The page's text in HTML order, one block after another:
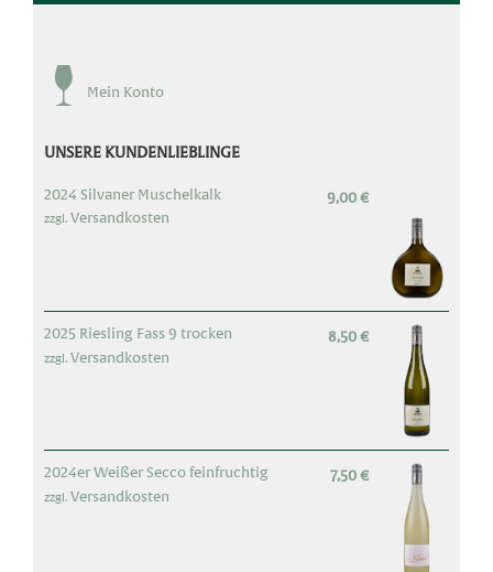
Mein Konto
UNSERE KUNDENLIEBLINGE
2024 Silvaner Muschelkalk 9,00 €
zzgl. Versandkosten
2025 Riesling Fass 9 trocken 8,50 €
zzgl. Versandkosten
2024er Weißer Secco feinfruchtig 7,50 €
zzgl. Versandkosten